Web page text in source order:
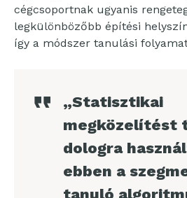
cégcsoportnak ugyanis
legkülönbözőbb építési
így a módszer tanulási
„Statisztikai
megközelítést
dologra
ebben a
tanuló